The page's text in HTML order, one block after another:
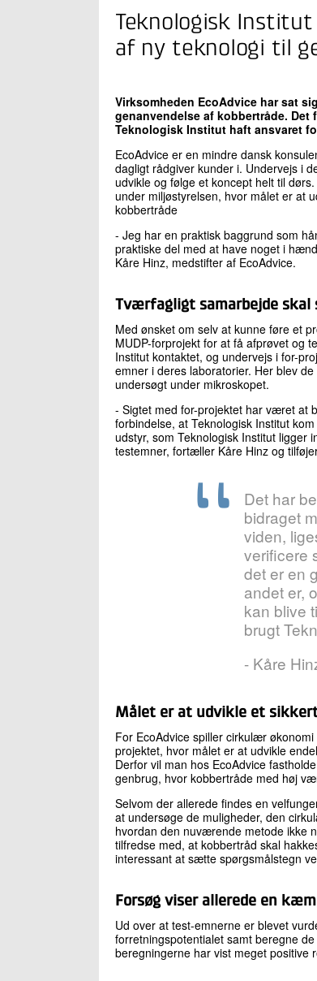
Teknologisk
af ny teknologi til
Virksomheden EcoAdvice har sat
genanvendelse af kobbertråde.
Teknologisk Institut haft ansvaret
EcoAdvice er en mindre dansk
dagligt rådgiver kunder i. Undervejs i
udvikle og følge et koncept helt til
under miljøstyrelsen, hvor målet er at
kobbertråde
- Jeg har en praktisk baggrund som
praktiske del med at have noget i
Kåre Hinz, medstifter af EcoAdvice.
Tværfagligt samarbejde
Med ønsket om selv at kunne føre et
MUDP-forprojekt for at få afprøvet og
Institut kontaktet, og undervejs i for-
emner i deres laboratorier. Her blev
undersøgt under mikroskopet.
- Sigtet med for-projektet har været at
forbindelse, at Teknologisk Institut
udstyr, som Teknologisk Institut
testemner, fortæller Kåre Hinz og
Det har
bidraget
viden,
verificere
det er en
andet er,
kan blive
brugt
- Kåre
Målet er at udvikle et
For EcoAdvice spiller cirkulær
projektet, hvor målet er at udvikle
Derfor vil man hos EcoAdvice
genbrug, hvor kobbertråde med høj
Selvom der allerede findes en
at undersøge de muligheder, den
hvordan den nuværende metode ikke
tilfredse med, at kobbertråd skal
interessant at sætte spørgsmålstegn
Forsøg viser allerede en
Ud over at test-emnerne er blevet
forretningspotentialet samt beregne
beregningerne har vist meget positive